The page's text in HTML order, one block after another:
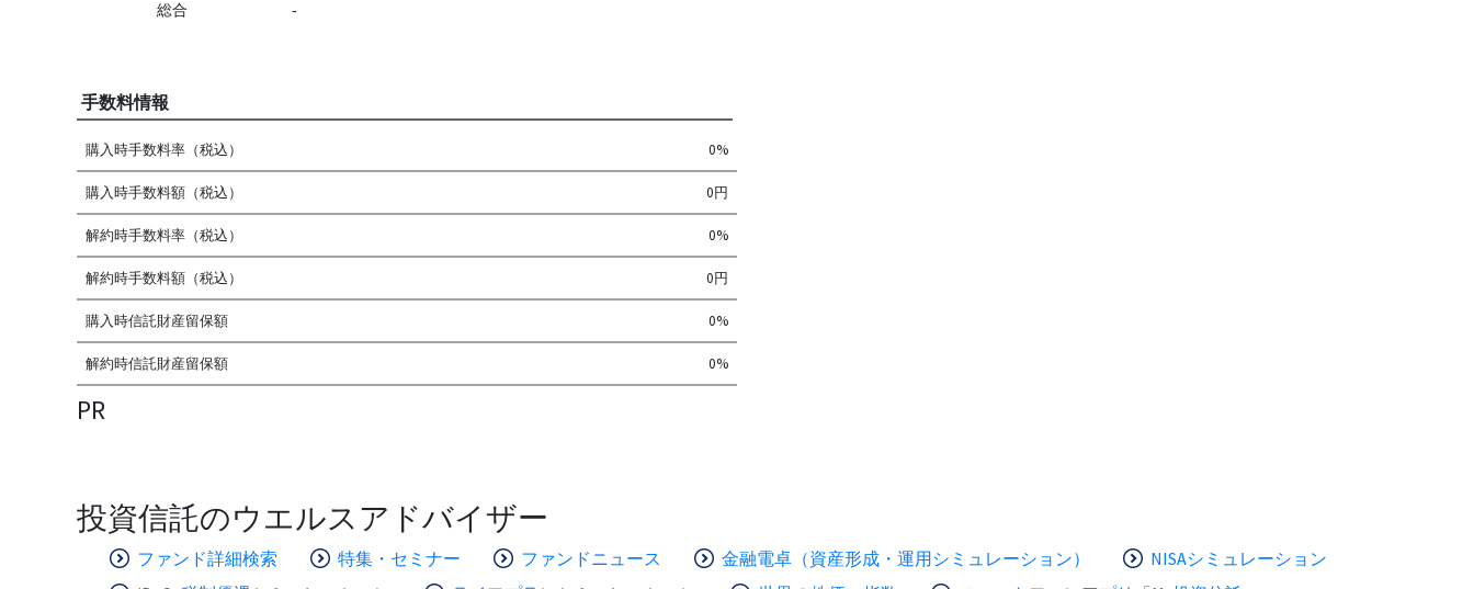
総合 -
手数料情報
購入時手数料率（税込） 0%
購入時手数料額（税込） 0円
解約時手数料率（税込） 0%
解約時手数料額（税込） 0円
購入時信託財産留保額 0%
解約時信託財産留保額 0%
PR
投資信託のウエルスアドバイザー
ファンド詳細検索 特集・セミナー ファンドニュース 金融電卓（資産形成・運用シミュレーション）
NISAシミュレーション